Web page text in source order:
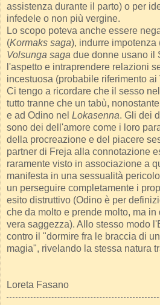
assistenza durante il parto) o per
infedele o non più vergine.
Lo scopo poteva anche essere
(Kormaks saga), indurre impotenza
Volsunga saga due donne usano il
l'aspetto e intraprendere relazioni
incestuosa (probabile riferimento ai
Ci tengo a ricordare che il sesso
tutto tranne che un tabù,
e ad Odino nel Lokasenna. Gli dei
sono dei dell'amore come i loro
della procreazione e del piacere
partner di Freja alla connotazione
raramente visto in associazione a
manifesta in una sessualità
un perseguire completamente i
esito distruttivo (Odino è per
che da molto e prende molto, ma
vera saggezza). Allo stesso modo
contro il "dormire fra le braccia di
magia", rivelando la stessa natura
Loreta Fasano